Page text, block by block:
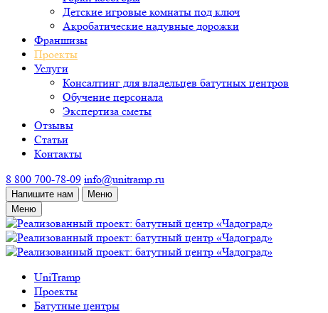
Детские игровые комнаты под ключ
Акробатические надувные дорожки
Франшизы
Проекты
Услуги
Консалтинг для владельцев батутных центров
Обучение персонала
Экспертиза сметы
Отзывы
Статьи
Контакты
8 800 700-78-09 info@unitramp.ru
Напишите нам
Меню
Меню
UniTramp
Проекты
Батутные центры